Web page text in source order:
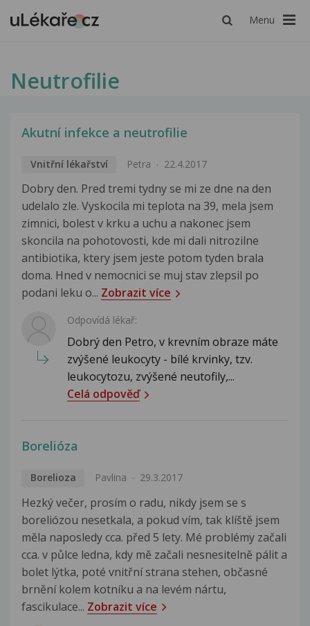
Menu
Neutrofilie
Akutní infekce a neutrofilie
Vnitřní lékařství Petra 22.4.2017
Dobry den. Pred tremi tydny se mi ze dne na den
udelalo zle. Vyskocila mi teplota na 39, mela jsem
zimnici, bolest v krku a uchu a nakonec jsem
skoncila na pohotovosti, kde mi dali nitrozilne
antibiotika, ktery jsem jeste potom tyden brala
doma. Hned v nemocnici se muj stav zlepsil po
podani leku o... Zobrazit více
Odpovídá lékař:
Dobrý den Petro, v krevním obraze máte
zvýšené leukocyty - bílé krvinky, tzv.
leukocytozu, zvýšené neutofily,...
Celá odpověď
Borelióza
Borelioza Pavlina 29.3.2017
Hezký večer, prosím o radu, nikdy jsem se s
boreliózou nesetkala, a pokud vím, tak klíště jsem
měla naposledy cca. před 5 lety. Mé problémy začali
cca. v půlce ledna, kdy mě začali nesnesitelně pálit a
bolet lýtka, poté vnitřní strana stehen, občasné
brnění kolem kotníku a na levém nártu,
fascikulace... Zobrazit více